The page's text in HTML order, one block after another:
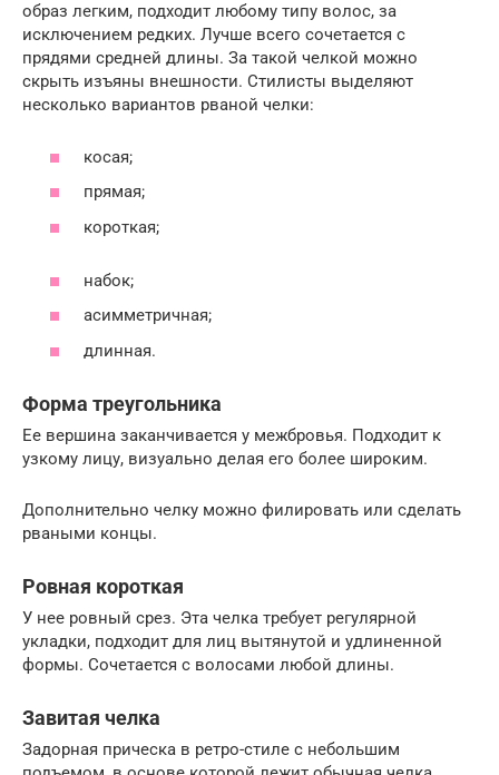
образ легким, подходит любому типу волос, за
исключением редких. Лучше всего сочетается с
прядями средней длины. За такой челкой можно
скрыть изъяны внешности. Стилисты выделяют
несколько вариантов рваной челки:
косая;
прямая;
короткая;
набок;
асимметричная;
длинная.
Форма треугольника
Ее вершина заканчивается у межбровья. Подходит к
узкому лицу, визуально делая его более широким.
Дополнительно челку можно филировать или сделать
рваными концы.
Ровная короткая
У нее ровный срез. Эта челка требует регулярной
укладки, подходит для лиц вытянутой и удлиненной
формы. Сочетается с волосами любой длины.
Завитая челка
Задорная прическа в ретро-стиле с небольшим